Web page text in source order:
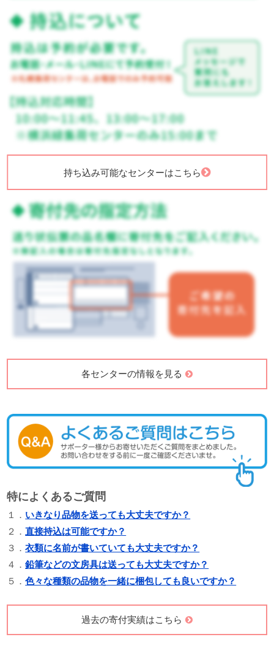
持ち込み可能なセンターはこちら
各センターの情報を見る
特によくあるご質問
１．いきなり品物を送っても大丈夫ですか？
２．直接持込は可能ですか？
３．衣類に名前が書いていても大丈夫ですか？
４．鉛筆などの文房具は送っても大丈夫ですか？
５．色々な種類の品物を一緒に梱包しても良いですか？
過去の寄付実績はこちら